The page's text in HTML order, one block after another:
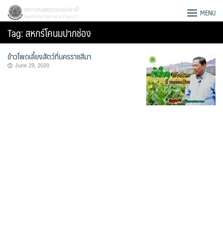
Skip
content
สภาเกษตรกรแห่งชาติ MENU
Tag:สหกร์โคนมปากช่อง
ข้าวโพดเลี้ยงสัตว์ที่นครราชสีมา
June 29, 2020